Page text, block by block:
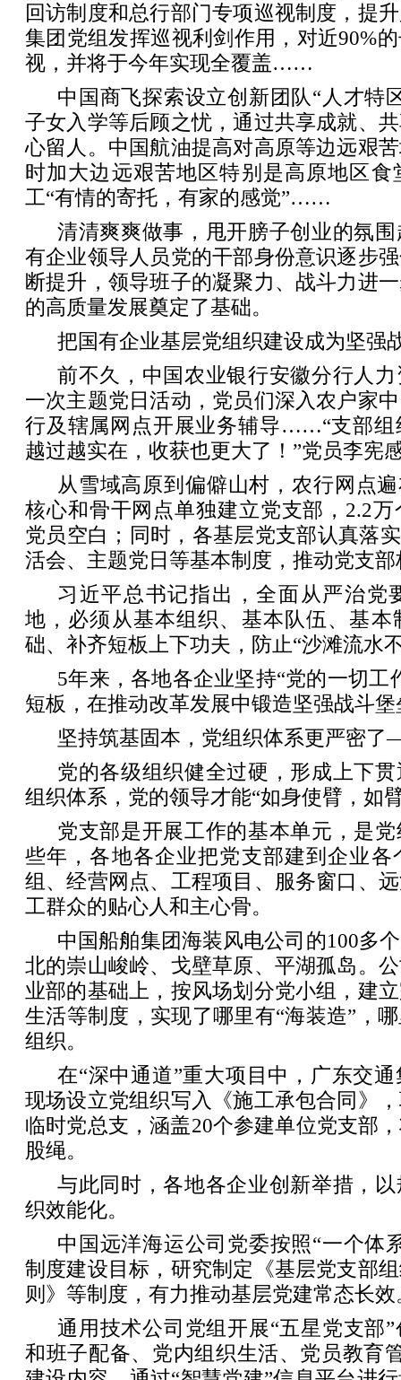
回访制度和总行部门专项巡视制度，提
集团党组发挥巡视利剑作用，对近90%
视，并将于今年实现全覆盖……
中国商飞探索设立创新团队“人才特
子女入学等后顾之忧，通过共享成就、
心留人。中国航油提高对高原等边远艰
时加大边远艰苦地区特别是高原地区食
工“有情的寄托，有家的感觉”……
清清爽爽做事，甩开膀子创业的氛
有企业领导人员党的干部身份意识逐步
断提升，领导班子的凝聚力、战斗力进
的高质量发展奠定了基础。
把国有企业基层党组织建设成为坚强
前不久，中国农业银行安徽分行人
一次主题党日活动，党员们深入农户家
行及辖属网点开展业务辅导……“支部组
越过越实在，收获也更大了！”党员李宪
从雪域高原到偏僻山村，农行网点
核心和骨干网点单独建立党支部，2.2
党员空白；同时，各基层党支部认真落
活会、主题党日等基本制度，推动党支
习近平总书记指出，全面从严治党
地，必须从基本组织、基本队伍、基本
础、补齐短板上下功夫，防止“沙滩流水
5年来，各地各企业坚持“党的一切工
短板，在推动改革发展中锻造坚强战斗堡
坚持筑基固本，党组织体系更严密
党的各级组织健全过硬，形成上下
组织体系，党的领导才能“如身使臂，如
党支部是开展工作的基本单元，是
些年，各地各企业把党支部建到企业各
组、经营网点、工程项目、服务窗口、
工群众的贴心人和主心骨。
中国船舶集团海装风电公司的100多
北的崇山峻岭、戈壁草原、平湖孤岛。
业部的基础上，按风场划分党小组，建
生活等制度，实现了哪里有“海装造”，
组织。
在“深中通道”重大项目中，广东交
现场设立党组织写入《施工承包合同》
临时党总支，涵盖20个参建单位党支部
股绳。
与此同时，各地各企业创新举措，
织效能化。
中国远洋海运公司党委按照“一个体
制度建设目标，研究制定《基层党支部
则》等制度，有力推动基层党建常态长效
通用技术公司党组开展“五星党支部
和班子配备、党内组织生活、党员教育